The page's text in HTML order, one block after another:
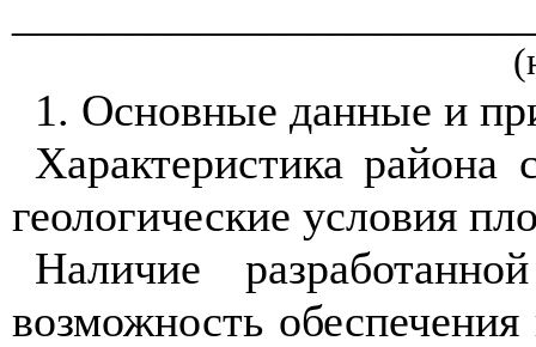
1. Основные данные и
Характеристика района
геологические условия
Наличие
возможность